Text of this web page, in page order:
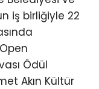
iş birliğiyle 22
Ödül
Akın Kültür